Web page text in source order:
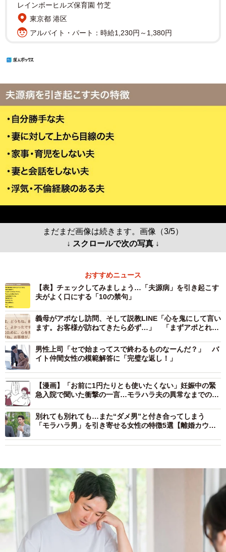
レインボーヒルズ保育園 竹芝
東京都 港区
アルバイト・パート：時給1,230円～1,380円
まだまだ画像は続きます。画像（3/5）
↓ スクロールで次の写真 ↓
おすすめニュース
【表】チェックしてみましょう…「夫源病」を引き起こす
夫がよく口にする「10の禁句」
義母がアポなし訪問、そして説教LINE「心を鬼にして言い
ます。お客様が訪ねてきたら必ず…」 「まずアポとれ
男性上司「セで始まってスで終わるものなーんだ？」 バ
イト仲間女性の模範解答に「完璧な返し！」
【漫画】「お前に1円たりとも使いたくない」妊娠中の緊
急入院で聞いた衝撃の一言…モラハラ夫の異常なまでの金
別れても別れても…また“ダメ男”と付き合ってしまう
「モラハラ男」を引き寄せる女性の特徴5選【離婚カウン